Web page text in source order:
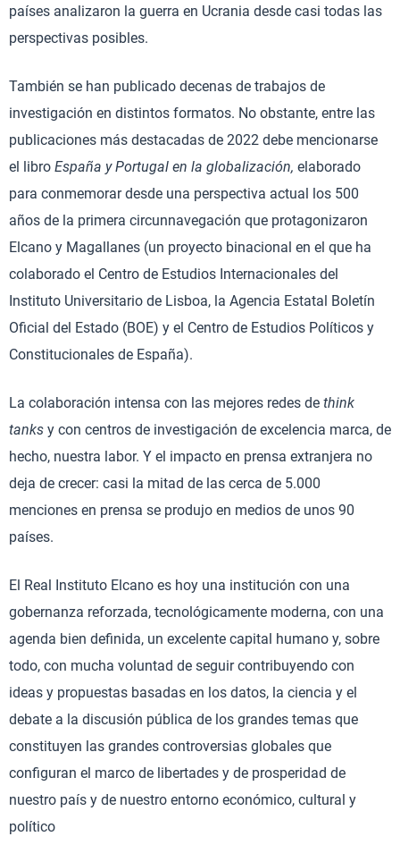
países analizaron la guerra en Ucrania desde casi todas las
perspectivas posibles.
También se han publicado decenas de trabajos de
investigación en distintos formatos. No obstante, entre las
publicaciones más destacadas de 2022 debe mencionarse
el libro España y Portugal en la globalización, elaborado
para conmemorar desde una perspectiva actual los 500
años de la primera circunnavegación que protagonizaron
Elcano y Magallanes (un proyecto binacional en el que ha
colaborado el Centro de Estudios Internacionales del
Instituto Universitario de Lisboa, la Agencia Estatal Boletín
Oficial del Estado (BOE) y el Centro de Estudios Políticos y
Constitucionales de España).
La colaboración intensa con las mejores redes de think
tanks y con centros de investigación de excelencia marca, de
hecho, nuestra labor. Y el impacto en prensa extranjera no
deja de crecer: casi la mitad de las cerca de 5.000
menciones en prensa se produjo en medios de unos 90
países.
El Real Instituto Elcano es hoy una institución con una
gobernanza reforzada, tecnológicamente moderna, con una
agenda bien definida, un excelente capital humano y, sobre
todo, con mucha voluntad de seguir contribuyendo con
ideas y propuestas basadas en los datos, la ciencia y el
debate a la discusión pública de los grandes temas que
constituyen las grandes controversias globales que
configuran el marco de libertades y de prosperidad de
nuestro país y de nuestro entorno económico, cultural y
político